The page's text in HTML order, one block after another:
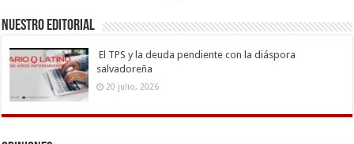
Nuestro Editorial
El TPS y la deuda pendiente con la diáspora
salvadoreña
20 julio, 2026